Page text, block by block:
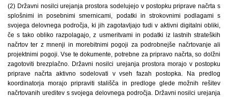
(2) Državni nosilci urejanja prostora sodelujejo v postopku priprave načrta s
splošnimi in posebnimi smernicami, podatki in strokovnimi podlagami s
svojega delovnega področja, ki jih zagotavljajo tudi v aktivni digitalni obliki,
če s tako obliko razpolagajo, z usmeritvami in podatki iz lastnih strateških
načrtov ter z mnenji in morebitnimi pogoji za podrobnejše načrtovanje ali
projektnimi pogoji. Vse te dokumente, potrebne za pripravo načrta, so dolžni
zagotoviti brezplačno. Državni nosilci urejanja prostora morajo v postopku
priprave načrta aktivno sodelovati v vseh fazah postopka. Na predlog
koordinatorja morajo pripraviti stališča in predloge glede možnih rešitev
načrtovanih ureditev s svojega delovnega področja. Državni nosilci urejanja